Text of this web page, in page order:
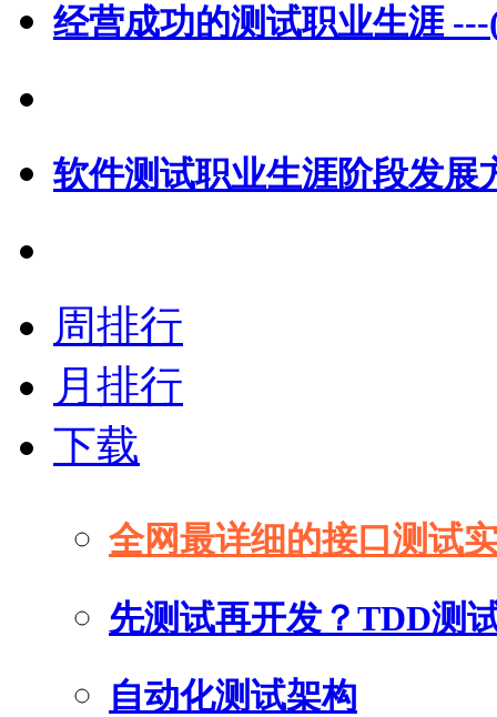
经营成功的测试职业生涯
软件测试职业生涯阶段发展
周排行
月排行
下载
全网最详细的接口测试
先测试再开发？TDD测
自动化测试架构